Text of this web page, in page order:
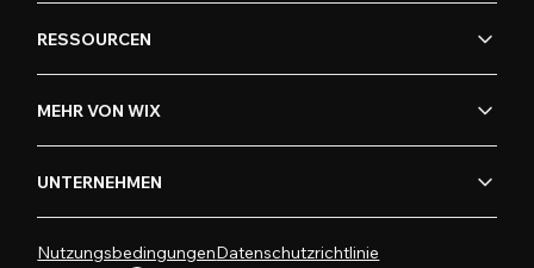
RESSOURCEN
MEHR VON WIX
UNTERNEHMEN
NutzungsbedingungenDatenschutzrichtlinie